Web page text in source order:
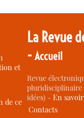
et
de ce
La Revue
-Accueil
Revue
idées) -En
Contacts